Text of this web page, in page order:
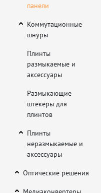
панели
Коммутационные
шнуры
Плинты
размыкаемые и
аксессуары
Размыкающие
штекеры для
плинтов
Плинты
неразмыкаемые и
аксессуары
Оптические решения